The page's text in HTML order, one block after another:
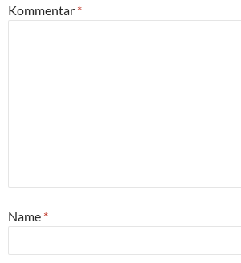
Kommentar *
Name *